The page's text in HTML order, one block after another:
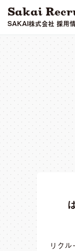
Sakai
SAKAI株式会社 採用
リクル